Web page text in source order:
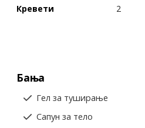
Кревети
2
Бања
Гел за туширање
Сапун за тело